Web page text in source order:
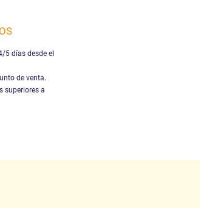
5 días desde el
de venta.
superiores a